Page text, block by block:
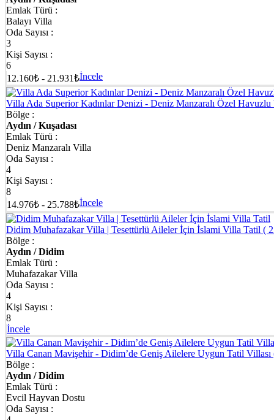
Emlak Türü :
Balayı Villa
Oda Sayısı :
3
Kişi Sayısı :
6
12.160₺ - 21.931₺İncele
Villa Ada Superior Kadınlar Denizi - Deniz Manzaralı Özel Havuzlu
Bölge :
Aydın / Kuşadası
Emlak Türü :
Deniz Manzaralı Villa
Oda Sayısı :
4
Kişi Sayısı :
8
14.976₺ - 25.788₺İncele
Didim Muhafazakar Villa | Tesettürlü Aileler İçin İslami Villa Tatil (
Bölge :
Aydın / Didim
Emlak Türü :
Muhafazakar Villa
Oda Sayısı :
4
Kişi Sayısı :
8
İncele
Villa Canan Mavişehir - Didim’de Geniş Ailelere Uygun Tatil Villası
Bölge :
Aydın / Didim
Emlak Türü :
Evcil Hayvan Dostu
Oda Sayısı :